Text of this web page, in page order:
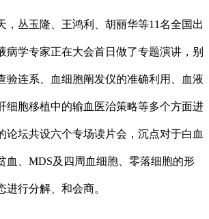
丛玉隆、王鸿利、胡丽华等11名全国出
病学专家正在大会首日做了专题演讲，别
验连系、血细胞阐发仪的准确利用、血液
细胞移植中的输血医治策略等多个方面进
论坛共设六个专场读片会，沉点对于白血
血、MDS及四周血细胞、零落细胞的形
进行分解、和会商。